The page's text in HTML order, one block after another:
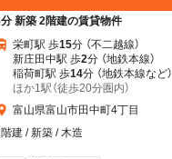
新築 2階建の賃貸物件
栄町駅 歩15分 （不二越線）
新庄田中駅 歩2分 （地鉄本線）
稲荷町駅 歩14分 （地鉄本線など）
ほか1駅（徒歩20分圏内）
富山県富山市田中町4丁目
建 / 新築 / 木造